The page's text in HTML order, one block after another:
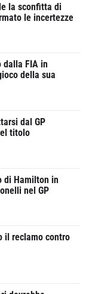
la sconfitta di
le incertezze
dalla FIA in
della sua
dal GP
titolo
di Hamilton in
nel GP
il reclamo contro